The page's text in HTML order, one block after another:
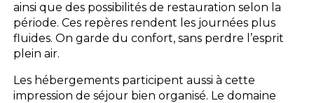
ainsi que des possibilités de restauration selon la
période. Ces repères rendent les journées plus
fluides. On garde du confort, sans perdre l’esprit
plein air.
Les hébergements participent aussi à cette
impression de séjour bien organisé. Le domaine